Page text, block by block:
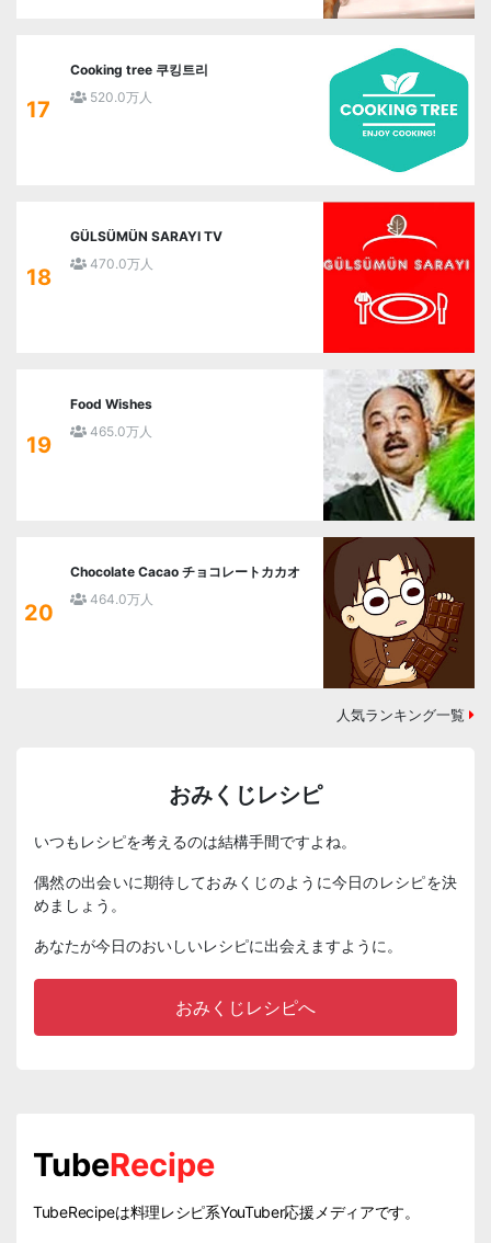
17
Cooking tree 쿠킹트리
520.0万人
18
GÜLSÜMÜN SARAYI TV
470.0万人
19
Food Wishes
465.0万人
20
Chocolate Cacao チョコレートカカオ
464.0万人
人気ランキング一覧
おみくじレシピ
いつもレシピを考えるのは結構手間ですよね。
偶然の出会いに期待しておみくじのように今日のレシピを決
めましょう。
あなたが今日のおいしいレシピに出会えますように。
おみくじレシピへ
TubeRecipe
TubeRecipeは料理レシピ系YouTuber応援メディアです。